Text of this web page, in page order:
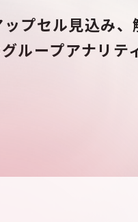
プセル見込み
ループアナリテ